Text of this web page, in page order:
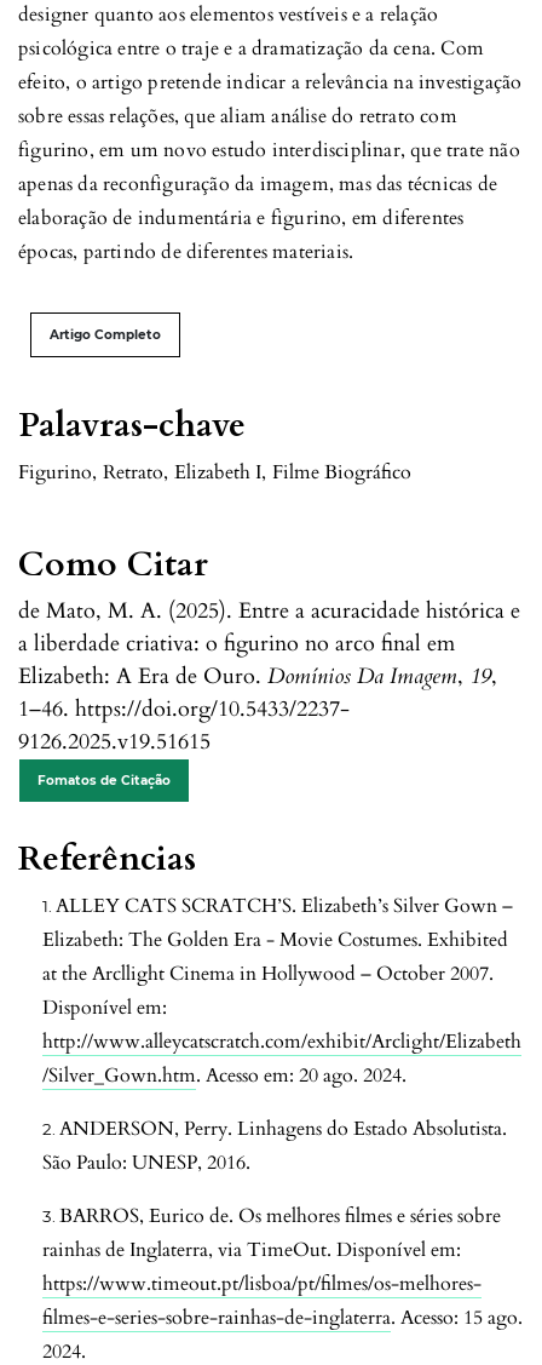
Palavras-chave
Figurino, Retrato, Elizabeth I, Filme Biográfico
Como Citar
de Mato, M. A. (2025). Entre a acuracidade histórica e
a liberdade criativa: o figurino no arco final em
Elizabeth: A Era de Ouro. Domínios Da Imagem, 19,
1–46. https://doi.org/10.5433/2237-
9126.2025.v19.51615
Fomatos de Citação
designer quanto aos elementos vestíveis e a relação
psicológica entre o traje e a dramatização da cena. Com
efeito, o artigo pretende indicar a relevância na investigação
sobre essas relações, que aliam análise do retrato com
figurino, em um novo estudo interdisciplinar, que trate não
apenas da reconfiguração da imagem, mas das técnicas de
elaboração de indumentária e figurino, em diferentes
épocas, partindo de diferentes materiais.
Artigo Completo
Referências
ALLEY CATS SCRATCH’S. Elizabeth’s Silver Gown –
Elizabeth: The Golden Era - Movie Costumes. Exhibited
at the Arcllight Cinema in Hollywood – October 2007.
Disponível em:
http://www.alleycatscratch.com/exhibit/Arclight/Elizabeth
/Silver_Gown.htm. Acesso em: 20 ago. 2024.
ANDERSON, Perry. Linhagens do Estado Absolutista.
São Paulo: UNESP, 2016.
BARROS, Eurico de. Os melhores filmes e séries sobre
rainhas de Inglaterra, via TimeOut. Disponível em:
https://www.timeout.pt/lisboa/pt/filmes/os-melhores-
filmes-e-series-sobre-rainhas-de-inglaterra. Acesso: 15 ago.
2024.